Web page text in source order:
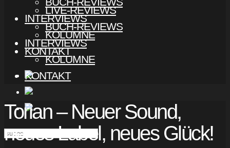
INTERVIEWS
KOLUMNE
KONTAKT
LIVE-REVIEWS
BUCH-REVIEWS
INTERVIEWS
KOLUMNE
KONTAKT
Torian – Neuer Sound,
neues Label, neues Glück!